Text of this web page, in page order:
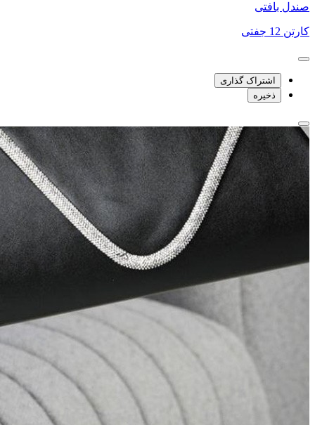
صندل بافتی
کارتن 12 جفتی
اشتراک گذاری
ذخیره